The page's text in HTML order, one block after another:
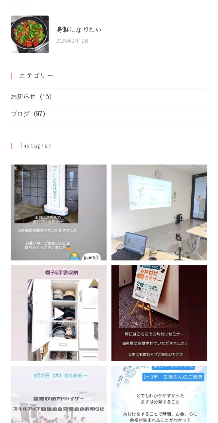
身軽になりたい
2025年2月19日
カテゴリー
お知らせ (15)
ブログ (97)
Instagram